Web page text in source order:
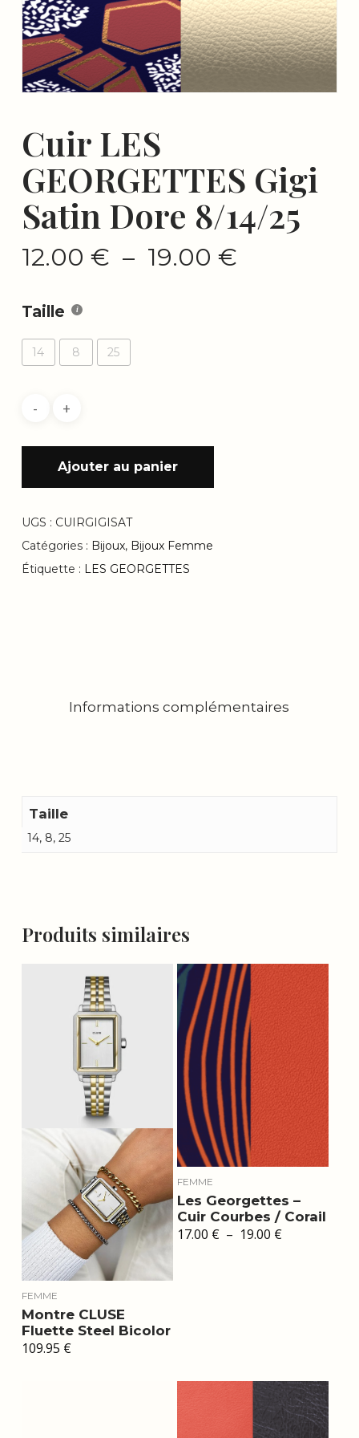
Cuir LES
GEORGETTES Gigi
Satin Dore 8/14/25
12.00 € – 19.00 €Plage
Taille
14 8 25
Ajouter au panier
UGS : CUIRGIGISAT
Catégories : Bijoux, Bijoux Femme
Étiquette : LES GEORGETTES
Informations complémentaires
Taille
14, 8, 25
Produits similaires
FEMME
Montre CLUSE
Fluette Steel Bicolor
109.95 €
FEMME
Les Georgettes –
Cuir Courbes / Corail
17.00 € – 19.00 €